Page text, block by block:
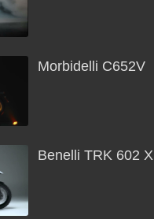
Morbidelli C652V
Benelli TRK 602 X